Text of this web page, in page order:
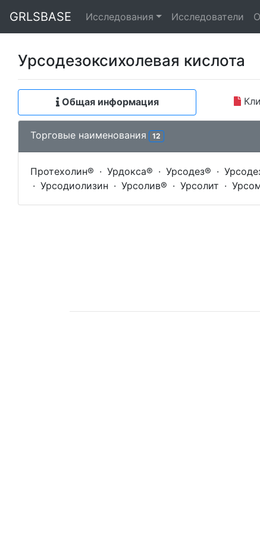
GRLSBASE Исследования Исследователи
Урсодезоксихолевая кислота
Общая информация
Торговые наименования 12
Протехолин® · Урдокса® · Урсодез® ·
· Урсодиолизин · Урсолив® · Урсолит ·